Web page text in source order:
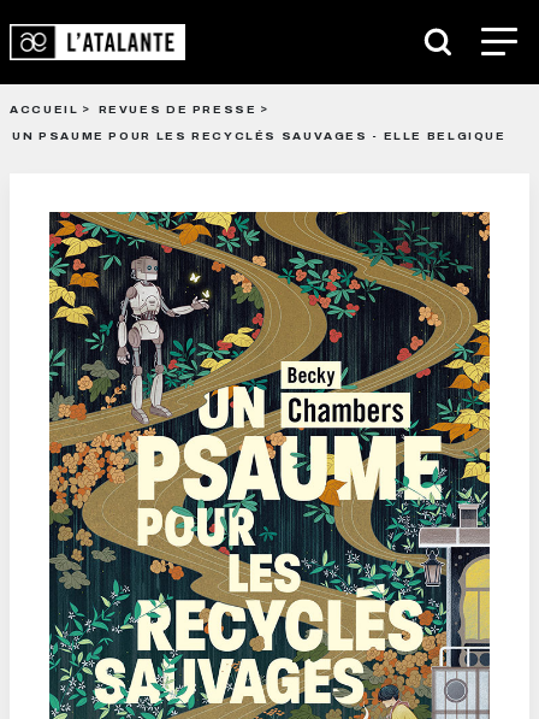
ACCUEIL
REVUES DE PRESSE
UN PSAUME POUR LES RECYCLÉS SAUVAGES - ELLE BELGIQUE